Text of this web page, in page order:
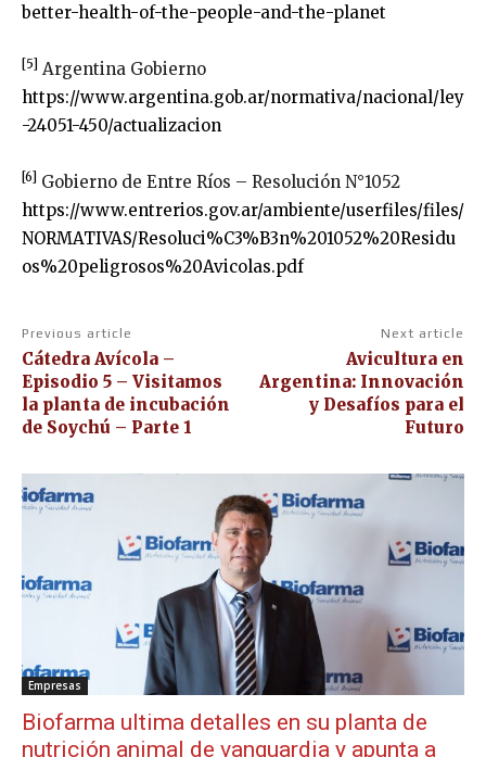
better-health-of-the-people-and-the-planet
[5]
Argentina Gobierno
https://www.argentina.gob.ar/normativa/nacional/ley
-24051-450/actualizacion
[6]
Gobierno de Entre Ríos – Resolución N°1052
https://www.entrerios.gov.ar/ambiente/userfiles/files/
NORMATIVAS/Resoluci%C3%B3n%201052%20Residu
os%20peligrosos%20Avicolas.pdf
Previous article
Cátedra Avícola –
Episodio 5 – Visitamos
la planta de incubación
de Soychú – Parte 1
Next article
Avicultura en
Argentina: Innovación
y Desafíos para el
Futuro
Empresas
Biofarma ultima detalles en su planta de
nutrición animal de vanguardia y apunta a